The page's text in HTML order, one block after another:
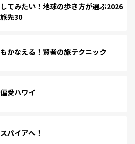
てみたい！地球の歩き方が選ぶ2026
先30
かなえる！賢者の旅テクニック
愛ハワイ
パイアへ！